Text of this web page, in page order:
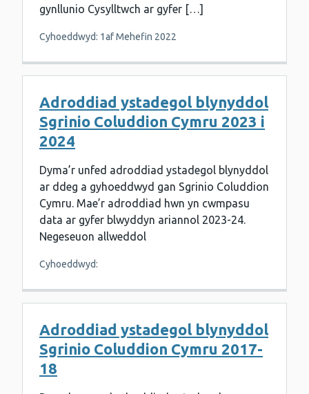
gynllunio Cysylltwch ar gyfer […]
Cyhoeddwyd: 1af Mehefin 2022
Adroddiad ystadegol blynyddol
Sgrinio Coluddion Cymru 2023 i
2024
Dyma’r unfed adroddiad ystadegol blynyddol
ar ddeg a gyhoeddwyd gan Sgrinio Coluddion
Cymru. Mae’r adroddiad hwn yn cwmpasu
data ar gyfer blwyddyn ariannol 2023-24.
Negeseuon allweddol
Cyhoeddwyd:
Adroddiad ystadegol blynyddol
Sgrinio Coluddion Cymru 2017-
18